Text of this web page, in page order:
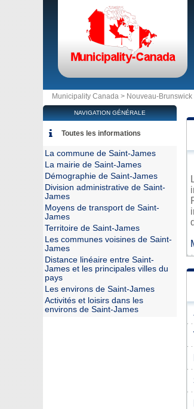
Municipality Canada > Nouveau-Brunswick
NAVIGATION GÉNÉRALE
Toutes les informations
La commune de Saint-James
La mairie de Saint-James
Démographie de Saint-James
Division administrative de Saint-
James
Moyens de transport de Saint-
James
Territoire de Saint-James
Les communes voisines de Saint-
James
Distance linéaire entre Saint-
James et les principales villes du
pays
Les environs de Saint-James
Activités et loisirs dans les
environs de Saint-James